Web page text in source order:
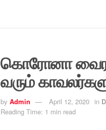
கொரோனா வைரஸ்
வரும்
by Admin April 12, 2020 in
Reading Time: 1 min read